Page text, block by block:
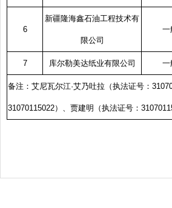
6
新疆隆海鑫石油工程技术有
限公司
一
7 库尔勒美达纸业有限公司 一
备注：艾尼瓦尔江·艾乃吐拉（执法证号：
31070115022）、贾建明（执法证号：